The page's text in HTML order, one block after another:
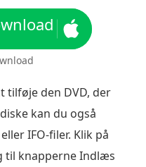
tilføje den DVD, der
kan du også
IFO-filer. Klik på
til knapperne Indlæs